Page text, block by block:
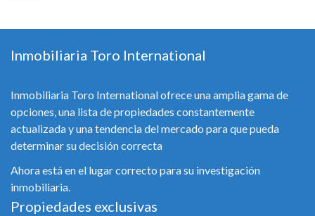
Inmobiliaria Toro International
Inmobiliaria Toro International ofrece una amplia gama de
opciones, una lista de propiedades constantemente
actualizada y una tendencia del mercado para que pueda
determinar su decisión correcta
Ahora está en el lugar correcto para su investigación
inmobiliaria.
Propiedades exclusivas